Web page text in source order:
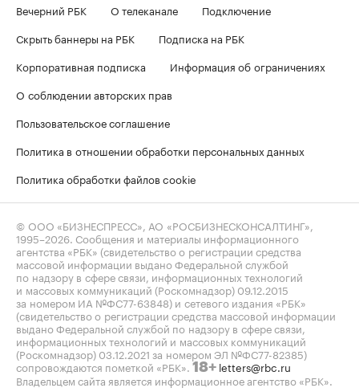
Вечерний РБК
О телеканале
Подключение
Скрыть баннеры на РБК
Подписка на РБК
Корпоративная подписка
Информация об ограничениях
О соблюдении авторских прав
Пользовательское соглашение
Политика в отношении обработки персональных данных
Политика обработки файлов cookie
© ООО «БИЗНЕСПРЕСС», АО «РОСБИЗНЕСКОНСАЛТИНГ»,
1995–2026 . Сообщения и материалы информационного
агентства «РБК» (свидетельство о регистрации средства
массовой информации выдано Федеральной службой
по надзору в сфере связи, информационных технологий
и массовых коммуникаций (Роскомнадзор) 09.12.2015
за номером ИА №ФС77-63848) и сетевого издания «РБК»
(свидетельство о регистрации средства массовой информации
выдано Федеральной службой по надзору в сфере связи,
информационных технологий и массовых коммуникаций
(Роскомнадзор) 03.12.2021 за номером ЭЛ №ФС77-82385)
сопровождаются пометкой «РБК». 18+ letters@rbc.ru
Владельцем сайта является информационное агентство «РБК».